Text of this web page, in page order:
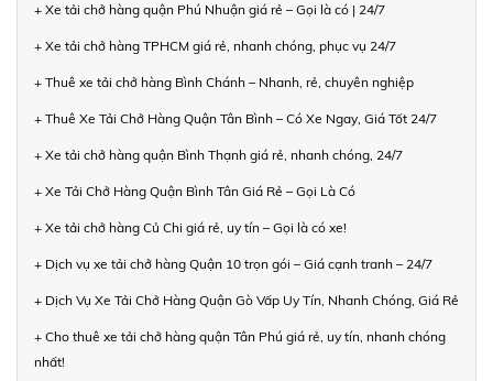
+ Xe tải chở hàng quận Phú Nhuận giá rẻ – Gọi là có | 24/7
+ Xe tải chở hàng TPHCM giá rẻ, nhanh chóng, phục vụ 24/7
+ Thuê xe tải chở hàng Bình Chánh – Nhanh, rẻ, chuyên nghiệp
+ Thuê Xe Tải Chở Hàng Quận Tân Bình – Có Xe Ngay, Giá Tốt 24/7
+ Xe tải chở hàng quận Bình Thạnh giá rẻ, nhanh chóng, 24/7
+ Xe Tải Chở Hàng Quận Bình Tân Giá Rẻ – Gọi Là Có
+ Xe tải chở hàng Củ Chi giá rẻ, uy tín – Gọi là có xe!
+ Dịch vụ xe tải chở hàng Quận 10 trọn gói – Giá cạnh tranh – 24/7
+ Dịch Vụ Xe Tải Chở Hàng Quận Gò Vấp Uy Tín, Nhanh Chóng, Giá Rẻ
+ Cho thuê xe tải chở hàng quận Tân Phú giá rẻ, uy tín, nhanh chóng
nhất!